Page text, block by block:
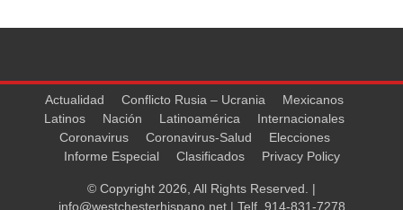
Actualidad Conflicto Rusia – Ucrania
Mexicanos
Latinos
Nación Latinoamérica
Internacionales
Coronavirus
Coronavirus-Salud
Elecciones
Informe Especial
Clasificados Privacy Policy
© Copyright 2026, All Rights Reserved. |
info@westchesterhispano.net| Telf. 914-831-7278